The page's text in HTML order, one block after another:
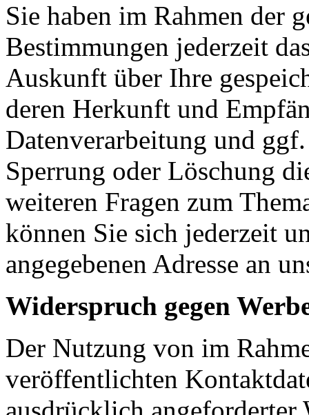
Sie haben im Rahmen der
Bestimmungen jederzeit
Auskunft über Ihre
deren Herkunft und
Datenverarbeitung und
Sperrung oder Löschung
weiteren Fragen zum
können Sie sich jederzeit
angegebenen Adresse an
Widerspruch gegen
Der Nutzung von im
veröffentlichten